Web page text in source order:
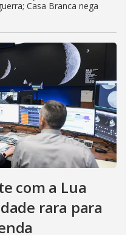
Casa Branca nega
com a Lua
rara para